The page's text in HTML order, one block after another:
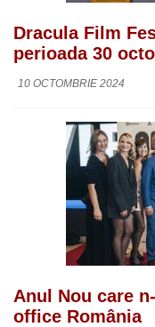
Dracula Film
perioada 30
10 OCTOMBRIE 2024
Anul Nou care
office România